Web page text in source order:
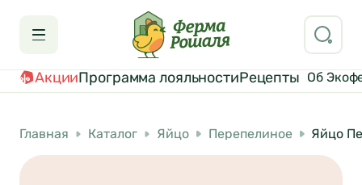
АкцииПрограмма лояльностиРецепты Об
Главная Каталог Яйцо Перепелиное Яйцо